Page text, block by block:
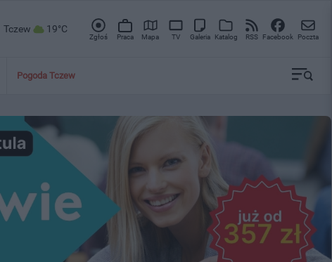
Tczew 19°C
Zgłoś Praca Mapa TV Galeria Katalog RSS Facebook Poczta
Pogoda Tczew